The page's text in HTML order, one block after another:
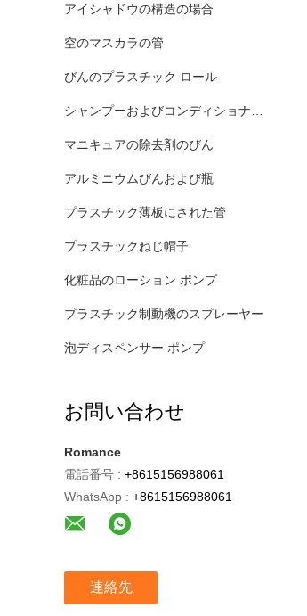
アイシャドウの構造の場合
空のマスカラの管
びんのプラスチック ロール
シャンプーおよびコンディショナーのびん
マニキュアの除去剤のびん
アルミニウムびんおよび瓶
プラスチック薄板にされた管
プラスチックねじ帽子
化粧品のローション ポンプ
プラスチック制動機のスプレーヤー
泡ディスペンサー ポンプ
お問い合わせ
Romance
電話番号 : +8615156988061
WhatsApp : +8615156988061
連絡先